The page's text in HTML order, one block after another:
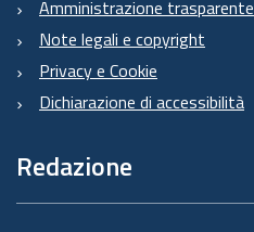
Amministrazione trasparente
Note legali e copyright
Privacy e Cookie
Dichiarazione di accessibilità
Redazione